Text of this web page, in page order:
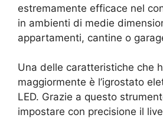
estremamente efficace nel
in ambienti di medie
appartamenti, cantine o
Una delle caratteristiche che
maggiormente è l’igrostato
LED. Grazie a questo
impostare con precisione il